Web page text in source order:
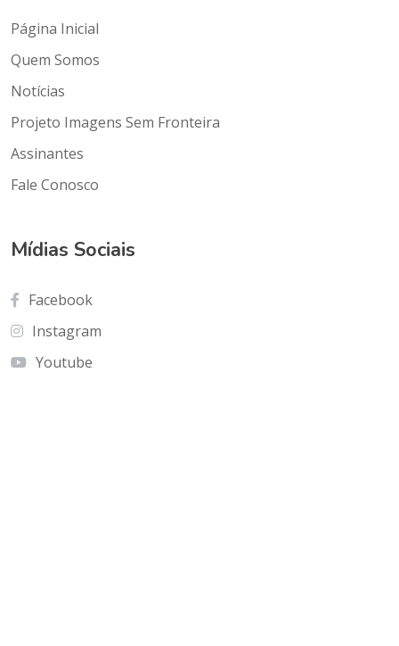
Página Inicial
Quem Somos
Notícias
Projeto Imagens Sem Fronteira
Assinantes
Fale Conosco
Mídias Sociais
Facebook
Instagram
Youtube